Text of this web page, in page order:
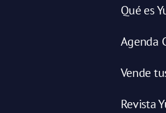
Qué es
Agenda
Vende
Revista